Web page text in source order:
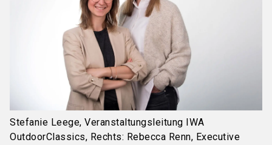
Stefanie Leege, Veranstaltungsleitung IWA
OutdoorClassics, Rechts: Rebecca Renn, Executive